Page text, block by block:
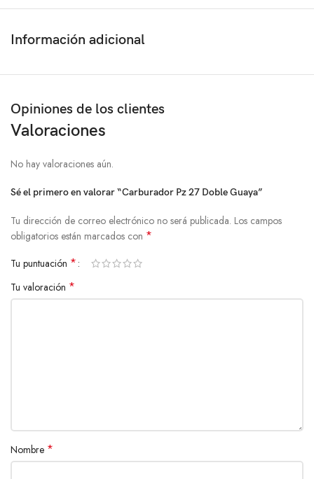
Información adicional
Opiniones de los clientes
Valoraciones
No hay valoraciones aún.
Sé el primero en valorar “Carburador Pz 27 Doble Guaya”
Tu dirección de correo electrónico no será publicada. Los campos
obligatorios están marcados con *
Tu puntuación *
Tu valoración *
Nombre *